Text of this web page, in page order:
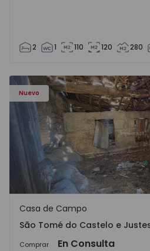
2 1 110 120 280
Nuevo
Casa Vila Real, São Tomé do
São Tomé do Castelo e Justes,
Casa de Campo
São Tomé do Castelo e
Comprar En Consulta